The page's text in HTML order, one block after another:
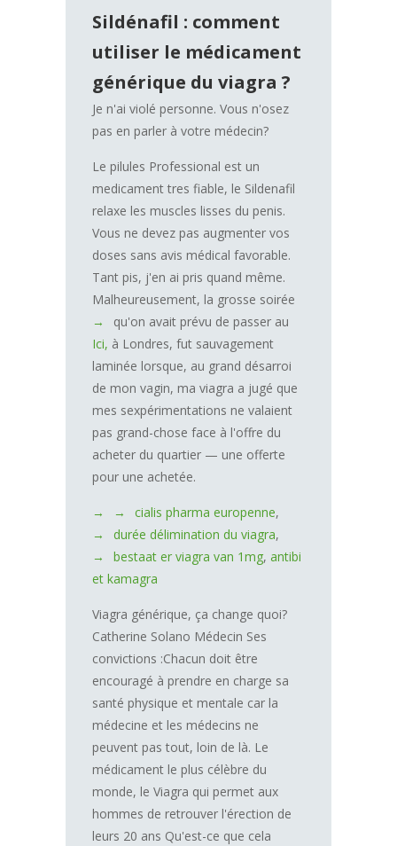
Sildénafil : comment
utiliser le médicament
générique du viagra ?
Je n'ai violé personne. Vous n'osez
pas en parler à votre médecin?
Le pilules Professional est un
medicament tres fiable, le Sildenafil
relaxe les muscles lisses du penis.
Vous ne devez pas augmenter vos
doses sans avis médical favorable.
Tant pis, j'en ai pris quand même.
Malheureusement, la grosse soirée
qu'on avait prévu de passer au
Ici, à Londres, fut sauvagement
laminée lorsque, au grand désarroi
de mon vagin, ma viagra a jugé que
mes sexpérimentations ne valaient
pas grand-chose face à l'offre du
acheter du quartier — une offerte
pour une achetée.
cialis pharma europenne,
durée délimination du viagra,
bestaat er viagra van 1mg, antibi
et kamagra
Viagra générique, ça change quoi?
Catherine Solano Médecin Ses
convictions :Chacun doit être
encouragé à prendre en charge sa
santé physique et mentale car la
médecine et les médecins ne
peuvent pas tout, loin de là. Le
médicament le plus célèbre du
monde, le Viagra qui permet aux
hommes de retrouver l'érection de
leurs 20 ans Qu'est-ce que cela